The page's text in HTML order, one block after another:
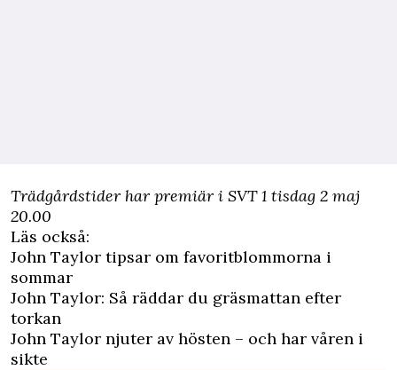
Trädgårdstider har premiär i SVT 1 tisdag 2 maj
20.00
Läs också:
John Taylor tipsar om favoritblommorna i
sommar
John Taylor: Så räddar du gräsmattan efter
torkan
John Taylor njuter av hösten – och har våren i
sikte